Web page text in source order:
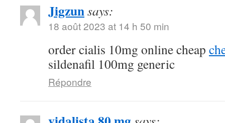
Jigzunsays:
18 août 2023 at 14 h 50 min
order cialis 10mg online cheap
sildenafil 100mg generic
Répondre